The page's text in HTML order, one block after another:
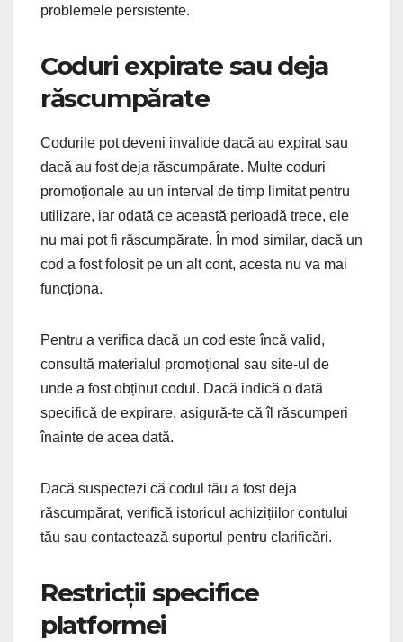
problemele persistente.
Coduri expirate sau deja
răscumpărate
Codurile pot deveni invalide dacă au expirat sau
dacă au fost deja răscumpărate. Multe coduri
promoționale au un interval de timp limitat pentru
utilizare, iar odată ce această perioadă trece, ele
nu mai pot fi răscumpărate. În mod similar, dacă un
cod a fost folosit pe un alt cont, acesta nu va mai
funcționa.
Pentru a verifica dacă un cod este încă valid,
consultă materialul promoțional sau site-ul de
unde a fost obținut codul. Dacă indică o dată
specifică de expirare, asigură-te că îl răscumperi
înainte de acea dată.
Dacă suspectezi că codul tău a fost deja
răscumpărat, verifică istoricul achizițiilor contului
tău sau contactează suportul pentru clarificări.
Restricții specifice
platformei